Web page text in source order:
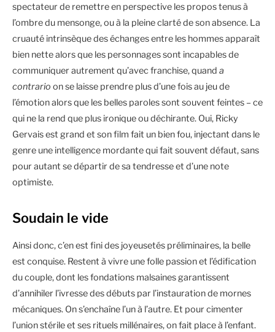
spectateur de remettre en perspective les propos tenus à
l’ombre du mensonge, ou à la pleine clarté de son absence. La
cruauté intrinsèque des échanges entre les hommes apparaît
bien nette alors que les personnages sont incapables de
communiquer autrement qu’avec franchise, quand a
contrario on se laisse prendre plus d’une fois au jeu de
l’émotion alors que les belles paroles sont souvent feintes – ce
qui ne la rend que plus ironique ou déchirante. Oui, Ricky
Gervais est grand et son film fait un bien fou, injectant dans le
genre une intelligence mordante qui fait souvent défaut, sans
pour autant se départir de sa tendresse et d’une note
optimiste.
Soudain le vide
Ainsi donc, c’en est fini des joyeusetés préliminaires, la belle
est conquise. Restent à vivre une folle passion et l’édification
du couple, dont les fondations malsaines garantissent
d’annihiler l’ivresse des débuts par l’instauration de mornes
mécaniques. On s’enchaîne l’un à l’autre. Et pour cimenter
l’union stérile et ses rituels millénaires, on fait place à l’enfant.